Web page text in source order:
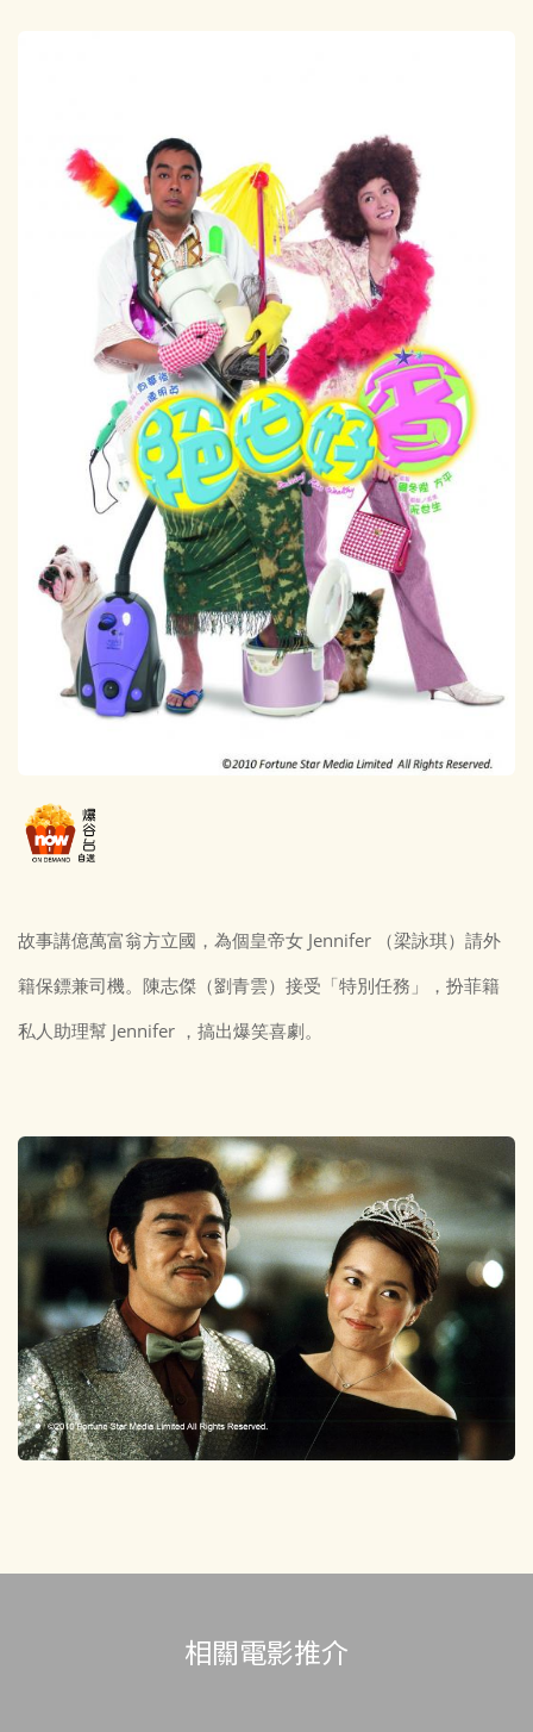
故事講億萬富翁方立國，為個皇帝女 Jennifer （梁詠琪）請外
籍保鏢兼司機。陳志傑（劉青雲）接受「特別任務」，扮菲籍
私人助理幫 Jennifer ，搞出爆笑喜劇。
相關電影推介